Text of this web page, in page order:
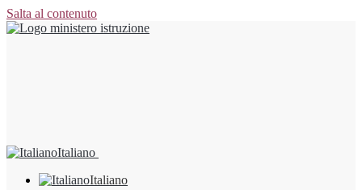
Salta al contenuto
Italiano
Italiano